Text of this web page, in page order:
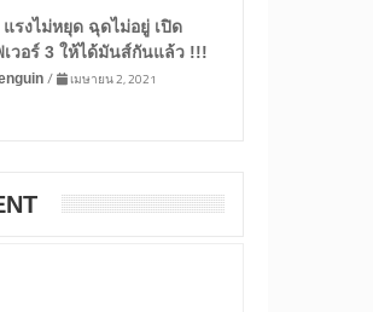
แรงไม่หยุด ฉุดไม่อยู่ เปิด
เวอร์ 3 ให้ได้มันส์กันแล้ว !!!
/ เมษายน 2, 2021